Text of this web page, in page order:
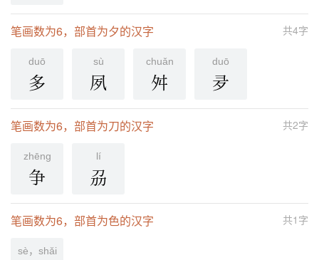
共4字
笔画数为6，部首为夕的汉字
duō
多
sù
夙
chuǎn
舛
duō
夛
共2字
笔画数为6，部首为刀的汉字
zhēnɡ
争
lí
刕
共1字
笔画数为6，部首为色的汉字
sè，shǎi